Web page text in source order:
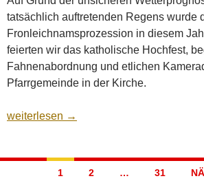
tatsächlich auftretenden Regens wurde
Fronleichnamsprozession in diesem
feierten wir das katholische Hochfest,
Fahnenabordnung und etlichen
Pfarrgemeinde in der Kirche.
Fronleichnam
weiterlesen →
Beitragsnavigation
1 2 … 31